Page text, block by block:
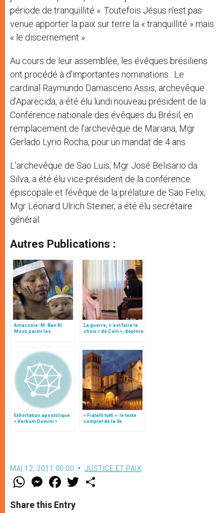
période de tranquillité ». Toutefois Jésus n’est pas
venue apporter la paix sur terre la « tranquillité » mais
« le discernement ».
Au cours de leur assemblée, les évêques brésiliens
ont procédé à d’importantes nominations : Le
cardinal Raymundo Damasceno Assis, archevêque
d’Aparecida, a été élu lundi nouveau président de la
Conférence nationale des évêques du Brésil, en
remplacement de l’archevêque de Mariana, Mgr
Gerlado Lyrio Rocha, pour un mandat de 4 ans.
L’archevêque de Sao Luis, Mgr José Belisario da
Silva, a été élu vice-président de la conférence
épiscopale et l’évêque de la prélature de Sao Felix,
Mgr Léonard Ulrich Steiner, a été élu secrétaire
général.
Autres Publications :
Amazonie: M. Ban Ki
Moon parmi les
La guerre, c’est faire le
choix « de Caïn », déplore
Exhortation apostolique
« Verbum Domini »
« Fratelli tutti »: le texte
complet de la 3e
MAI 12, 2011 00:00 JUSTICE ET PAIX
W
t
s
M
e
s
e
F
a
e
b
w
Share this Entry